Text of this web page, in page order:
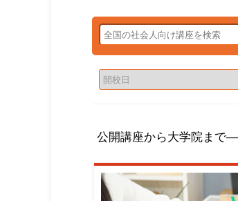
公開講座から大学院まで